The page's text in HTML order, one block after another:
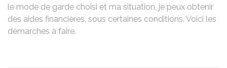
le mode de garde choisi et ma situation, je peux obtenir
des aides financières, sous certaines conditions. Voici les
démarches à faire.